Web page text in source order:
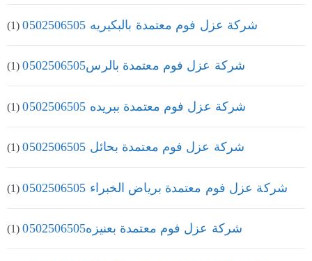
شركة عزل فوم معتمدة بالبكيريه 0502506505 (1)
شركة عزل فوم معتمدة بالرس0502506505 (1)
شركة عزل فوم معتمدة ببريده 0502506505 (1)
شركة عزل فوم معتمدة بحائل 0502506505 (1)
شركة عزل فوم معتمدة برياض الخبراء 0502506505 (1)
شركة عزل فوم معتمدة بعنيزه0502506505 (1)